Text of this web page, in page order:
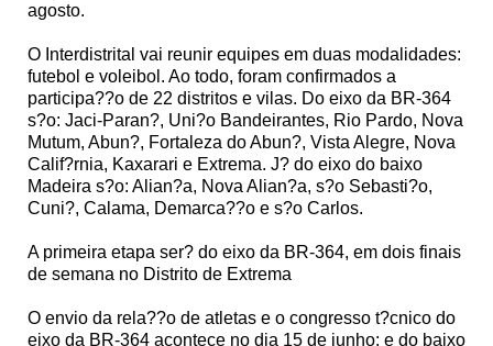
agosto.
O Interdistrital vai reunir equipes em duas modalidades:
futebol e voleibol. Ao todo, foram confirmados a
participa??o de 22 distritos e vilas. Do eixo da BR-364
s?o: Jaci-Paran?, Uni?o Bandeirantes, Rio Pardo, Nova
Mutum, Abun?, Fortaleza do Abun?, Vista Alegre, Nova
Calif?rnia, Kaxarari e Extrema. J? do eixo do baixo
Madeira s?o: Alian?a, Nova Alian?a, s?o Sebasti?o,
Cuni?, Calama, Demarca??o e s?o Carlos.
A primeira etapa ser? do eixo da BR-364, em dois finais
de semana no Distrito de Extrema
O envio da rela??o de atletas e o congresso t?cnico do
eixo da BR-364 acontece no dia 15 de junho; e do baixo